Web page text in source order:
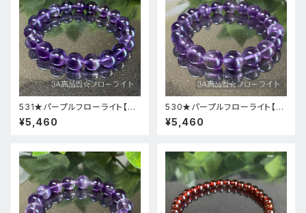
531★パープルフローライト【高
品質・高透明度】天然石パワース
トーンブレスレット新品
¥5,460
530★パープルフローライト【高
品質・高透明度】天然石パワース
トーンブレスレット新品
¥5,460